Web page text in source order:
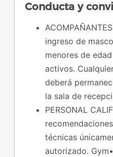
Conducta y
ingreso de
menores de
activos.
deberá
la sala de
PERSONAL
técnicas
autorizado.